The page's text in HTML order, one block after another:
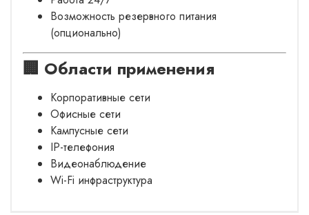
Возможность резервного питания
(опционально)
🏢 Области применения
Корпоративные сети
Офисные сети
Кампусные сети
IP-телефония
Видеонаблюдение
Wi-Fi инфраструктура